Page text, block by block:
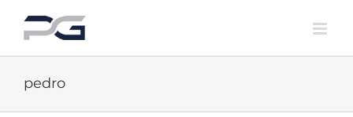
content
pedro